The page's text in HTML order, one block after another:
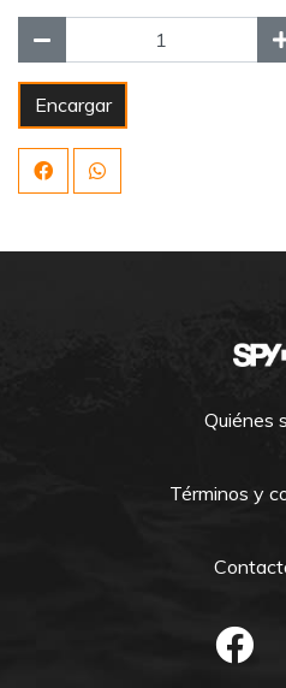
Encargar
Quiénes
Términos y